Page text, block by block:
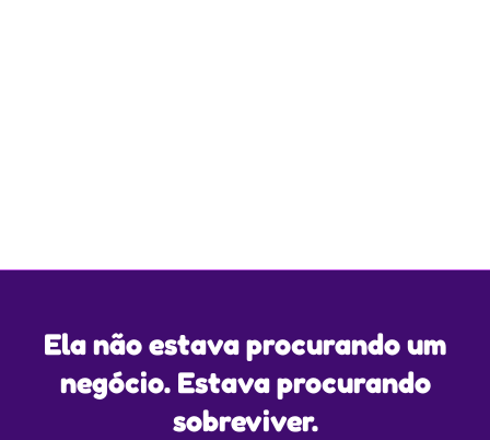
Ela não estava procurando um
negócio. Estava procurando
sobreviver.